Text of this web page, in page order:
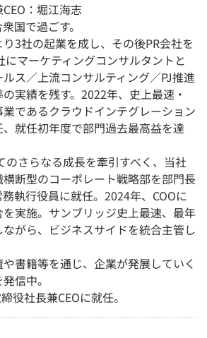
：堀江海志
国で過ごす。
3社の起業を成し、その後PR会社を
マーケティングコンサルタントと
ス／上流コンサルティング／PJ推進
実績を残す。2022年、史上最速・
であるクラウドインテグレーション
就任初年度で部門過去最高益を達
のさらなる成長を牽引すべく、当社
断型のコーポレート戦略部を部門長
執行役員に就任。2024年、COOに
実施。サンブリッジ史上最速、最年
がら、ビジネスサイドを統合主管し
書籍等を通じ、企業が発展していく
信中。
役社長兼CEOに就任。